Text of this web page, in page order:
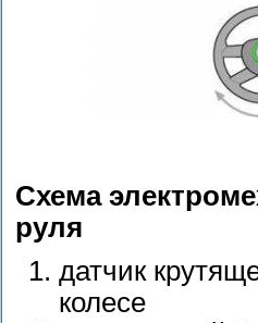
Схема
руля
датчик
колесе